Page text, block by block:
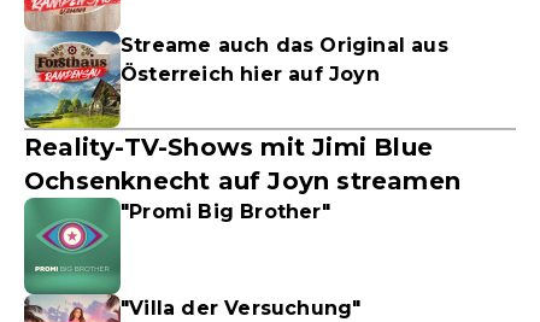
Streame auch das Original aus
Österreich hier auf Joyn
Reality-TV-Shows mit Jimi Blue
Ochsenknecht auf Joyn streamen
"Promi Big Brother"
"Villa der Versuchung"